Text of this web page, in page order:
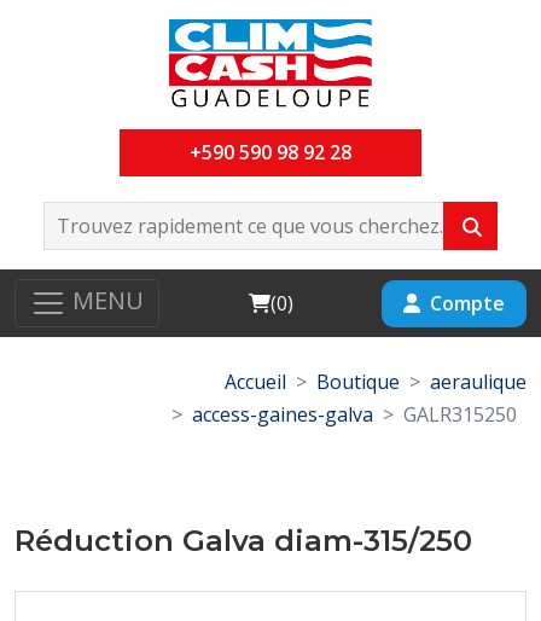
+590 590 98 92 28
MENU Cart
(0) Compte
Accueil Boutique
aeraulique
access-gaines-galva
GALR315250
Réduction Galva diam-315/250